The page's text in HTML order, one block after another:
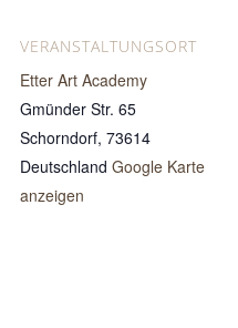
VERANSTALTUNGSORT
Etter Art Academy
Gmünder Str. 65
Schorndorf, 73614
Deutschland Google Karte
anzeigen